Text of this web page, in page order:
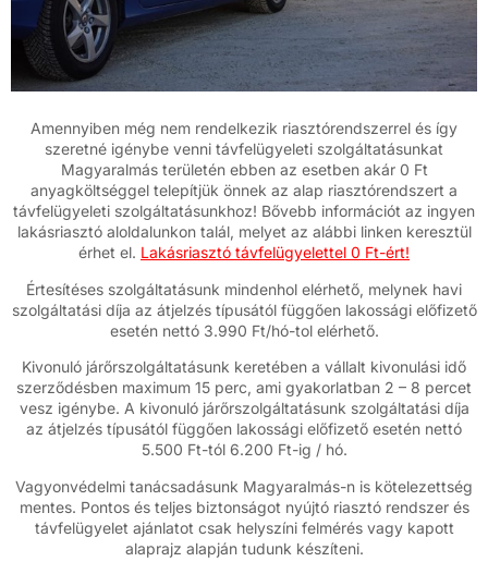
Amennyiben még nem rendelkezik riasztórendszerrel és így
szeretné igénybe venni távfelügyeleti szolgáltatásunkat
Magyaralmás területén ebben az esetben akár 0 Ft
anyagköltséggel telepítjük önnek az alap riasztórendszert a
távfelügyeleti szolgáltatásunkhoz! Bővebb információt az ingyen
lakásriasztó aloldalunkon talál, melyet az alábbi linken keresztül
érhet el. Lakásriasztó távfelügyelettel 0 Ft-ért!
Értesítéses szolgáltatásunk mindenhol elérhető, melynek havi
szolgáltatási díja az átjelzés típusától függően lakossági előfizető
esetén nettó 3.990 Ft/hó-tol elérhető.
Kivonuló járőrszolgáltatásunk keretében a vállalt kivonulási idő
szerződésben maximum 15 perc, ami gyakorlatban 2 – 8 percet
vesz igénybe. A kivonuló járőrszolgáltatásunk szolgáltatási díja
az átjelzés típusától függően lakossági előfizető esetén nettó
5.500 Ft-tól 6.200 Ft-ig / hó.
Vagyonvédelmi tanácsadásunk Magyaralmás-n is kötelezettség
mentes. Pontos és teljes biztonságot nyújtó riasztó rendszer és
távfelügyelet ajánlatot csak helyszíni felmérés vagy kapott
alaprajz alapján tudunk készíteni.